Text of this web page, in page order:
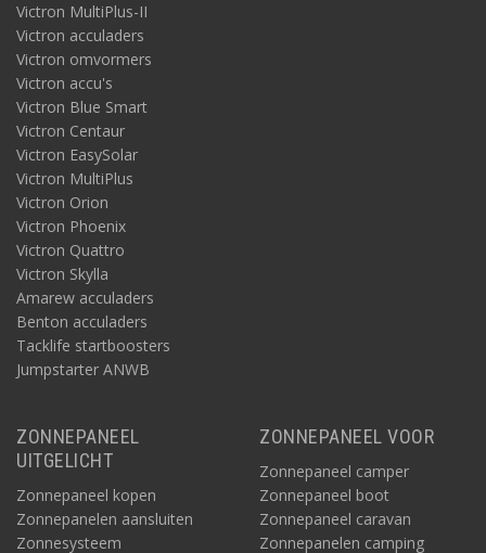
Victron MultiPlus-II
Victron acculaders
Victron omvormers
Victron accu's
Victron Blue Smart
Victron Centaur
Victron EasySolar
Victron MultiPlus
Victron Orion
Victron Phoenix
Victron Quattro
Victron Skylla
Amarew acculaders
Benton acculaders
Tacklife startboosters
Jumpstarter ANWB
ZONNEPANEEL
UITGELICHT
Zonnepaneel kopen
Zonnepanelen aansluiten
Zonnesysteem
ZONNEPANEEL VOOR
Zonnepaneel camper
Zonnepaneel boot
Zonnepaneel caravan
Zonnepanelen camping